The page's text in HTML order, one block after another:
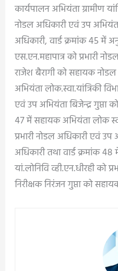
कार्यपालन अभियंता ग्रामीण
नोडल अधिकारी एवं उप
अधिकारी, वार्ड क्रमांक 45 में
एस.एन.महापात्र को प्रभारी
राजेश बैरागी को सहायक नोडल
अभियंता लोक.स्वा.यांत्रिकी
एवं उप अभियंता बिजेन्द्र गुप्ता
47 में सहायक अभियंता लोक
प्रभारी नोडल अधिकारी एवं
अधिकारी तथा वार्ड क्रमांक
यां.लोनिवि व्ही.एन.धीरही को
निरीक्षक निरंजन गुप्ता को